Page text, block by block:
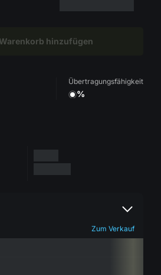
hinzufügen
Übertragungsfähigkeit
%
Zum Verkauf